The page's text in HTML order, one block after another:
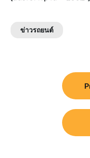
ข่าวรถยนต์